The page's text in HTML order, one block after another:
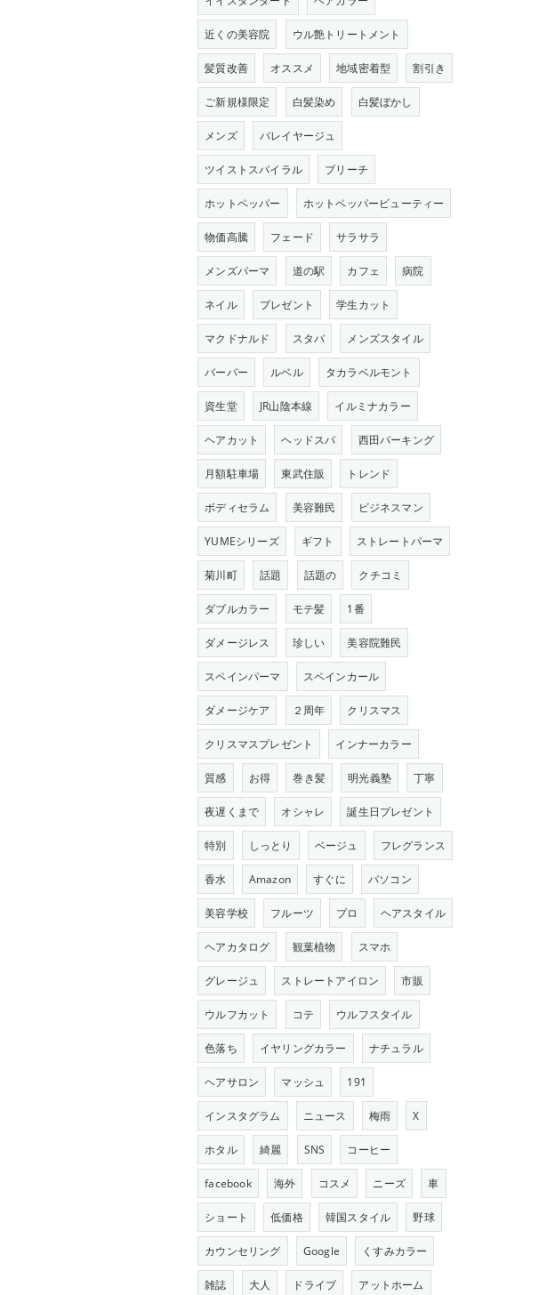
近くの美容院 ウル艶トリートメント
髪質改善 オススメ 地域密着型 割引き
ご新規様限定 白髪染め 白髪ぼかし
メンズ バレイヤージュ
ツイストスパイラル ブリーチ
ホットペッパー ホットペッパービューティー
物価高騰 フェード サラサラ
メンズパーマ 道の駅 カフェ 病院
ネイル プレゼント 学生カット
マクドナルド スタバ メンズスタイル
バーバー ルベル タカラベルモント
資生堂 JR山陰本線 イルミナカラー
ヘアカット ヘッドスパ 西田パーキング
月額駐車場 東武住販 トレンド
ボディセラム 美容難民 ビジネスマン
YUMEシリーズ ギフト ストレートパーマ
菊川町 話題 話題の クチコミ
ダブルカラー モテ髪 1番
ダメージレス 珍しい 美容院難民
スペインパーマ スペインカール
ダメージケア ２周年 クリスマス
クリスマスプレゼント インナーカラー
質感 お得 巻き髪 明光義塾 丁寧
夜遅くまで オシャレ 誕生日プレゼント
特別 しっとり ベージュ フレグランス
香水 Amazon すぐに パソコン
美容学校 フルーツ プロ ヘアスタイル
ヘアカタログ 観葉植物 スマホ
グレージュ ストレートアイロン 市販
ウルフカット コテ ウルフスタイル
色落ち イヤリングカラー ナチュラル
ヘアサロン マッシュ 191
インスタグラム ニュース 梅雨 X
ホタル 綺麗 SNS コーヒー
facebook 海外 コスメ ニーズ 車
ショート 低価格 韓国スタイル 野球
カウンセリング Google くすみカラー
雑誌 大人 ドライブ アットホーム